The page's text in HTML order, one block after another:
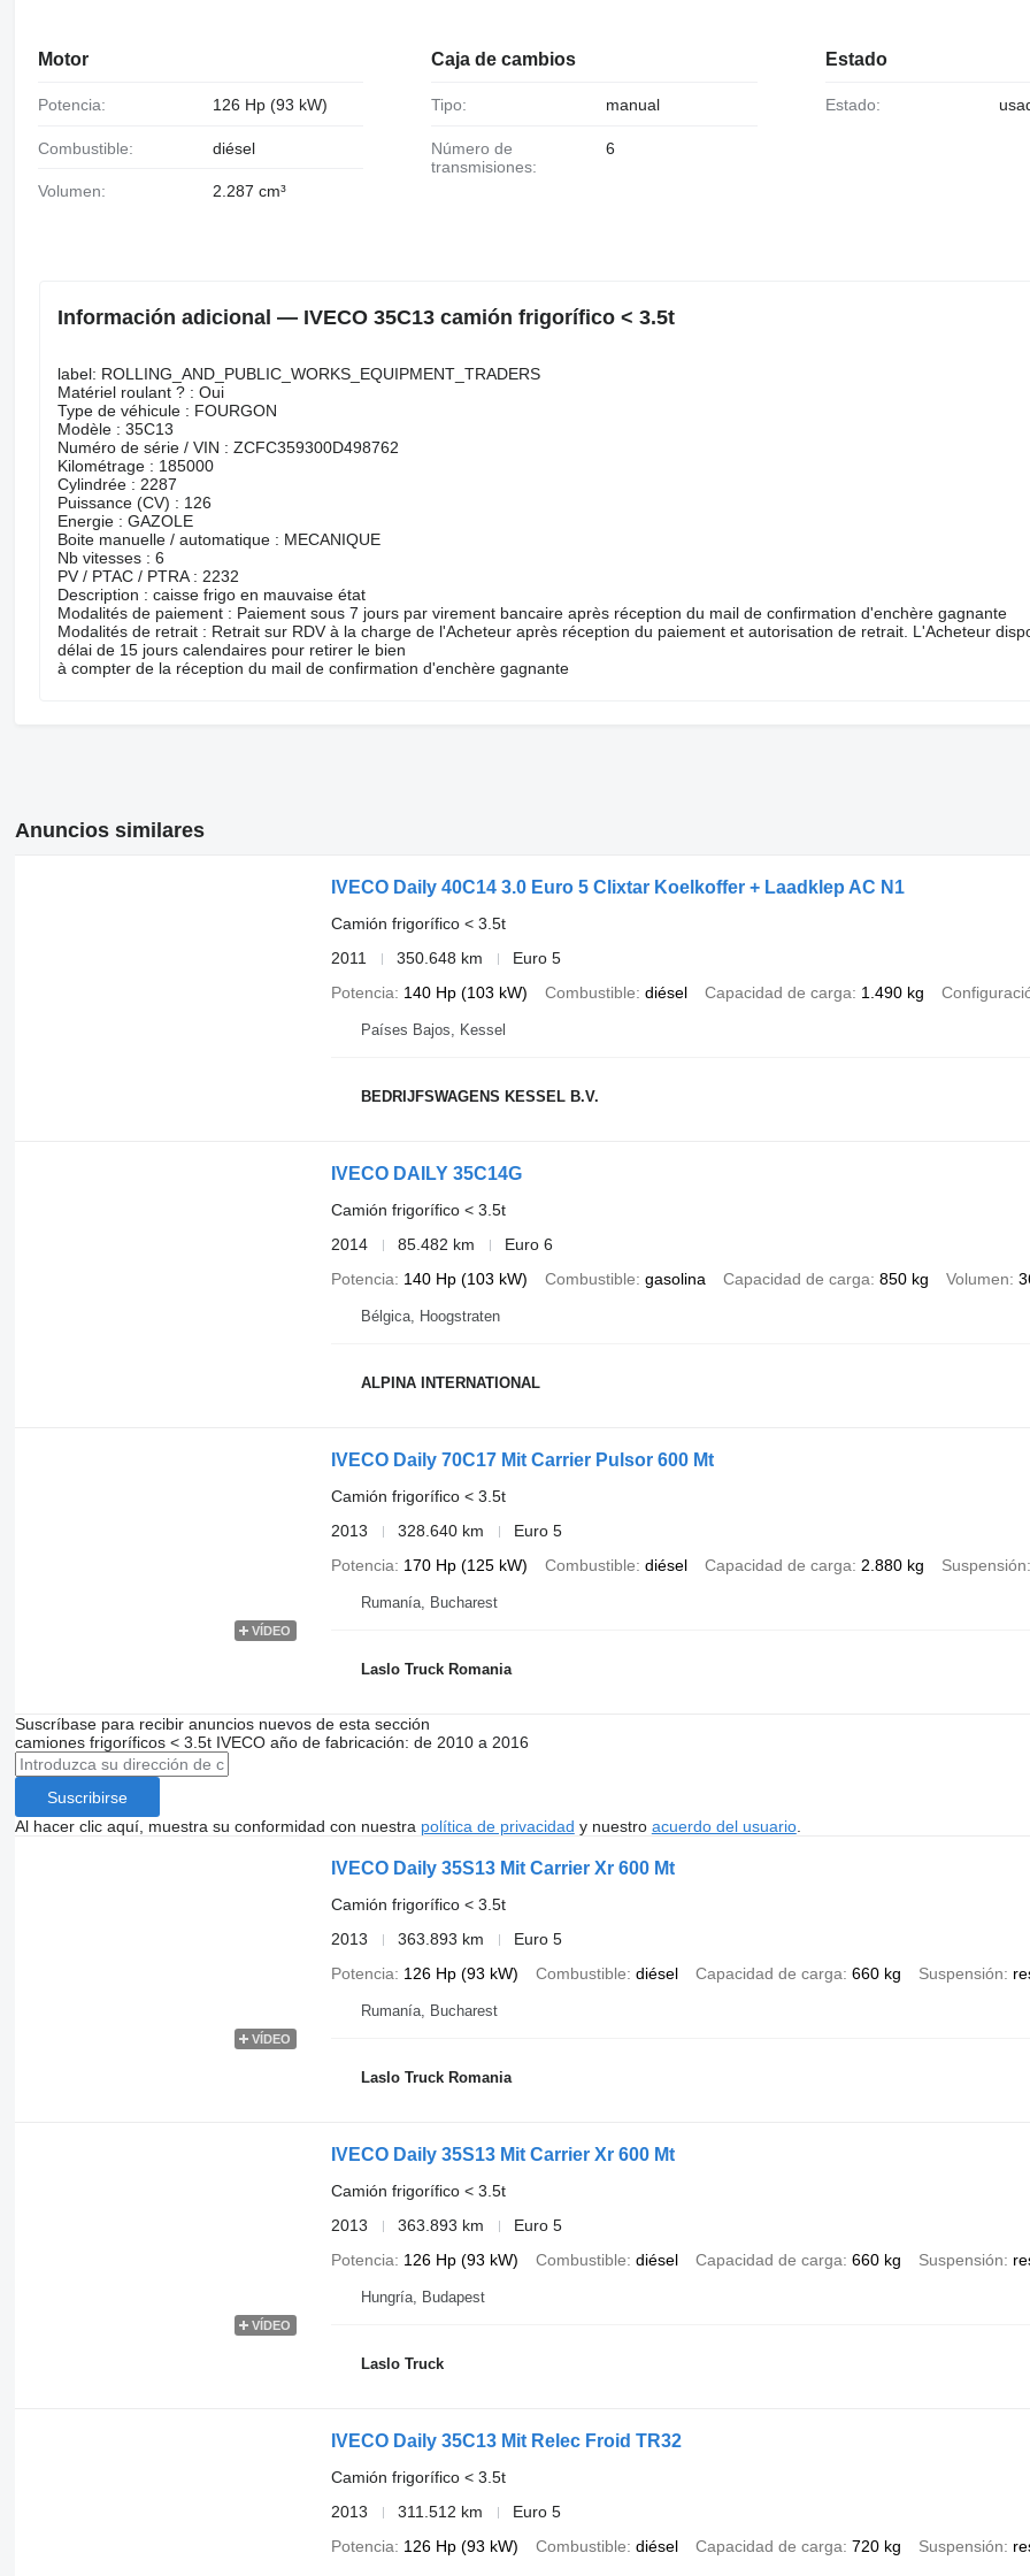
Motor
Potencia: 126 Hp (93 kW)
Combustible: diésel
Volumen: 2.287 cm³
Caja de cambios
Tipo: manual
Número de
transmisiones:
6
Estado
Estado:
Información adicional — IVECO 35C13 camión frigorífico < 3.5t
label: ROLLING_AND_PUBLIC_WORKS_EQUIPMENT_TRADERS
Matériel roulant ? : Oui
Type de véhicule : FOURGON
Modèle : 35C13
Numéro de série / VIN : ZCFC359300D498762
Kilométrage : 185000
Cylindrée : 2287
Puissance (CV) : 126
Energie : GAZOLE
Boite manuelle / automatique : MECANIQUE
Nb vitesses : 6
PV / PTAC / PTRA : 2232
Description : caisse frigo en mauvaise état
Modalités de paiement : Paiement sous 7 jours par virement bancaire après réception du mail de confirmation d'enchère gagnante
Modalités de retrait : Retrait sur RDV à la charge de l'Acheteur après réception du paiement et autorisation de retrait. L'Acheteur
délai de 15 jours calendaires pour retirer le bien
à compter de la réception du mail de confirmation d'enchère gagnante
Anuncios similares
IVECO Daily 40C14 3.0 Euro 5 Clixtar Koelkoffer + Laadklep AC N1
Camión frigorífico < 3.5t
2011
350.648 km
Euro 5
Potencia
140 Hp (103 kW) Combustible diésel Capacidad de carga 1.490 kg
Países Bajos, Kessel
BEDRIJFSWAGENS KESSEL B.V.
IVECO DAILY 35C14G
Camión frigorífico < 3.5t
2014
85.482 km
Euro 6
Potencia
140 Hp (103 kW) Combustible gasolina Capacidad de carga 850 kg Volumen
Bélgica, Hoogstraten
ALPINA INTERNATIONAL
VÍDEO
IVECO Daily 70C17 Mit Carrier Pulsor 600 Mt
Camión frigorífico < 3.5t
2013
328.640 km
Euro 5
Potencia
170 Hp (125 kW) Combustible diésel Capacidad de carga 2.880 kg Suspensión
Rumanía, Bucharest
Laslo Truck Romania
Suscríbase para recibir anuncios nuevos de esta sección
camiones frigoríficos < 3.5t IVECO año de fabricación: de 2010 a 2016
Suscribirse
Al hacer clic aquí, muestra su conformidad con nuestra política de privacidad y nuestro acuerdo del usuario.
VÍDEO
IVECO Daily 35S13 Mit Carrier Xr 600 Mt
Camión frigorífico < 3.5t
2013
363.893 km
Euro 5
Potencia
126 Hp (93 kW) Combustible diésel Capacidad de carga 660 kg Suspensión
Rumanía, Bucharest
Laslo Truck Romania
VÍDEO
IVECO Daily 35S13 Mit Carrier Xr 600 Mt
Camión frigorífico < 3.5t
2013
363.893 km
Euro 5
Potencia
126 Hp (93 kW) Combustible diésel Capacidad de carga 660 kg Suspensión
Hungría, Budapest
Laslo Truck
IVECO Daily 35C13 Mit Relec Froid TR32
Camión frigorífico < 3.5t
2013
311.512 km
Euro 5
Potencia
126 Hp (93 kW) Combustible diésel Capacidad de carga 720 kg Suspensión